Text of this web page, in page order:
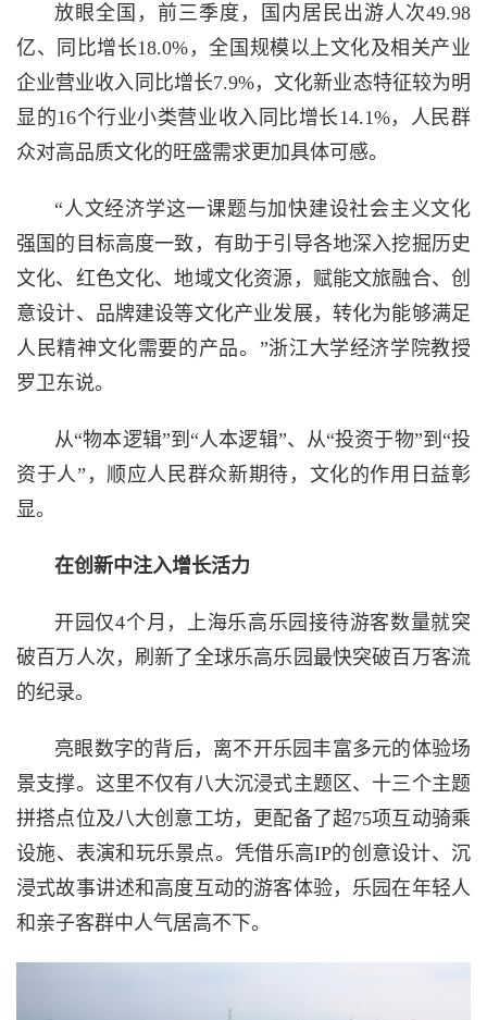
放眼全国，前三季度，国内居民出游人次49.98
亿、同比增长18.0%，全国规模以上文化及相关产业
企业营业收入同比增长7.9%，文化新业态特征较为明
显的16个行业小类营业收入同比增长14.1%，人民群
众对高品质文化的旺盛需求更加具体可感。
“人文经济学这一课题与加快建设社会主义文化
强国的目标高度一致，有助于引导各地深入挖掘历史
文化、红色文化、地域文化资源，赋能文旅融合、创
意设计、品牌建设等文化产业发展，转化为能够满足
人民精神文化需要的产品。”浙江大学经济学院教授
罗卫东说。
从“物本逻辑”到“人本逻辑”、从“投资于物”到“投
资于人”，顺应人民群众新期待，文化的作用日益彰
显。
在创新中注入增长活力
开园仅4个月，上海乐高乐园接待游客数量就突
破百万人次，刷新了全球乐高乐园最快突破百万客流
的纪录。
亮眼数字的背后，离不开乐园丰富多元的体验场
景支撑。这里不仅有八大沉浸式主题区、十三个主题
拼搭点位及八大创意工坊，更配备了超75项互动骑乘
设施、表演和玩乐景点。凭借乐高IP的创意设计、沉
浸式故事讲述和高度互动的游客体验，乐园在年轻人
和亲子客群中人气居高不下。